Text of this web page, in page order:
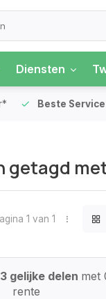
Diensten
Beste Service
getagd
1 van 1
3 gelijke delen met
rente